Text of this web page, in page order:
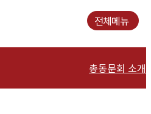
전체메뉴
총동문회 소개